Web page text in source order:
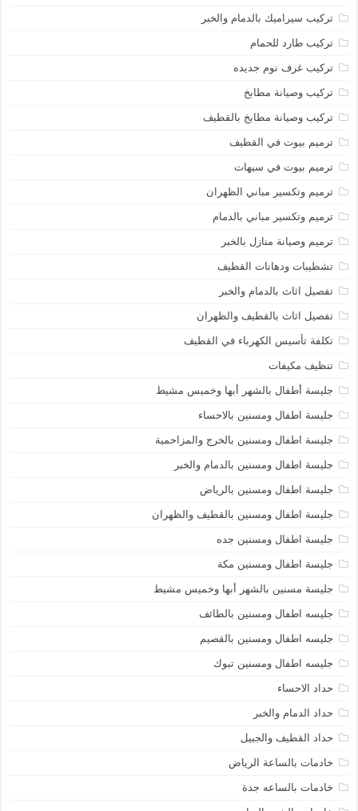
تركيب سيراميك بالدمام والخبر
تركيب طارد للحمام
تركيب غرف نوم جديده
تركيب وصيانة مطابخ
تركيب وصيانة مطابخ بالقطيف
ترميم بيوت في القطيف
ترميم بيوت في سيهات
ترميم وتكسير مباني الظهران
ترميم وتكسير مباني بالدمام
ترميم وصيانة منازل بالخبر
تشطيبات ودهانات القطيف
تفصيل اثاث بالدمام والخبر
تفصيل اثاث بالقطيف والظهران
تكلفة تأسيس الكهرباء في القطيف
تنظيف مكيفات
جليسة أطفال بالشهر أبها وخميس مشيط
جليسة اطفال ومسنين بالاحساء
جليسة اطفال ومسنين بالخرج والمزاحمية
جليسة اطفال ومسنين بالدمام والخبر
جليسة اطفال ومسنين بالرياض
جليسة اطفال ومسنين بالقطيف والظهران
جليسة اطفال ومسنين جده
جليسة اطفال ومسنين مكة
جليسة مسنين بالشهر أبها وخميس مشيط
جليسه اطفال ومسنين بالطائف
جليسه اطفال ومسنين بالقصيم
جليسه اطفال ومسنين تبوك
حداد الاحساء
حداد الدمام والخبر
حداد القطيف والجبيل
خادمات بالساعة الرياض
خادمات بالساعه جدة